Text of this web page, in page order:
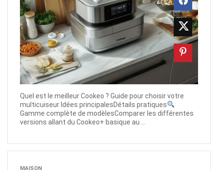
Quel est le meilleur Cookeo ? Guide pour choisir votre
multicuiseur Idées principalesDétails pratiques
Gamme complète de modèlesComparer les différentes
versions allant du Cookeo+ basique au ...
MAISON